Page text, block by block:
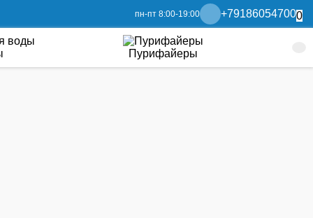
пн-пт 8:00-19:00 +791860547000
Пурифайеры